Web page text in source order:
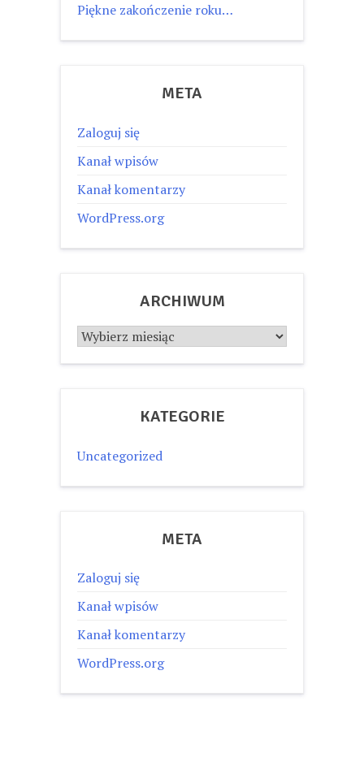
Piękne zakończenie roku…
META
Zaloguj się
Kanał wpisów
Kanał komentarzy
WordPress.org
ARCHIWUM
Archiwum
KATEGORIE
Uncategorized
META
Zaloguj się
Kanał wpisów
Kanał komentarzy
WordPress.org